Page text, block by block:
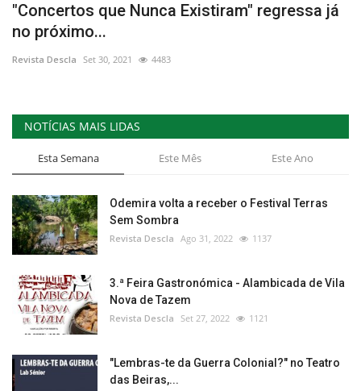
"Concertos que Nunca Existiram" regressa já
no próximo...
Revista Descla Set 30, 2021 4483
NOTÍCIAS MAIS LIDAS
Esta Semana Este Mês Este Ano
Odemira volta a receber o Festival Terras
Sem Sombra
Revista Descla Ago 31, 2022 1137
3.ª Feira Gastronómica - Alambicada de Vila
Nova de Tazem
Revista Descla Set 27, 2022 1121
"Lembras-te da Guerra Colonial?" no Teatro
das Beiras,...